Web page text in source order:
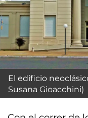
El edificio
Susana Gioacchini)